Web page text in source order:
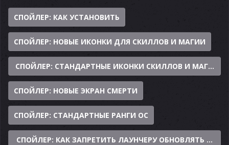
СПОЙЛЕР: КАК УСТАНОВИТЬ
СПОЙЛЕР: НОВЫЕ ИКОНКИ ДЛЯ СКИЛЛОВ И МАГИИ
СПОЙЛЕР: СТАНДАРТНЫЕ ИКОНКИ СКИЛЛОВ И МАГИИ
СПОЙЛЕР: НОВЫЕ ЭКРАН СМЕРТИ
СПОЙЛЕР: СТАНДАРТНЫЕ РАНГИ ОС
СПОЙЛЕР: КАК ЗАПРЕТИТЬ ЛАУНЧЕРУ ОБНОВЛЯТЬ